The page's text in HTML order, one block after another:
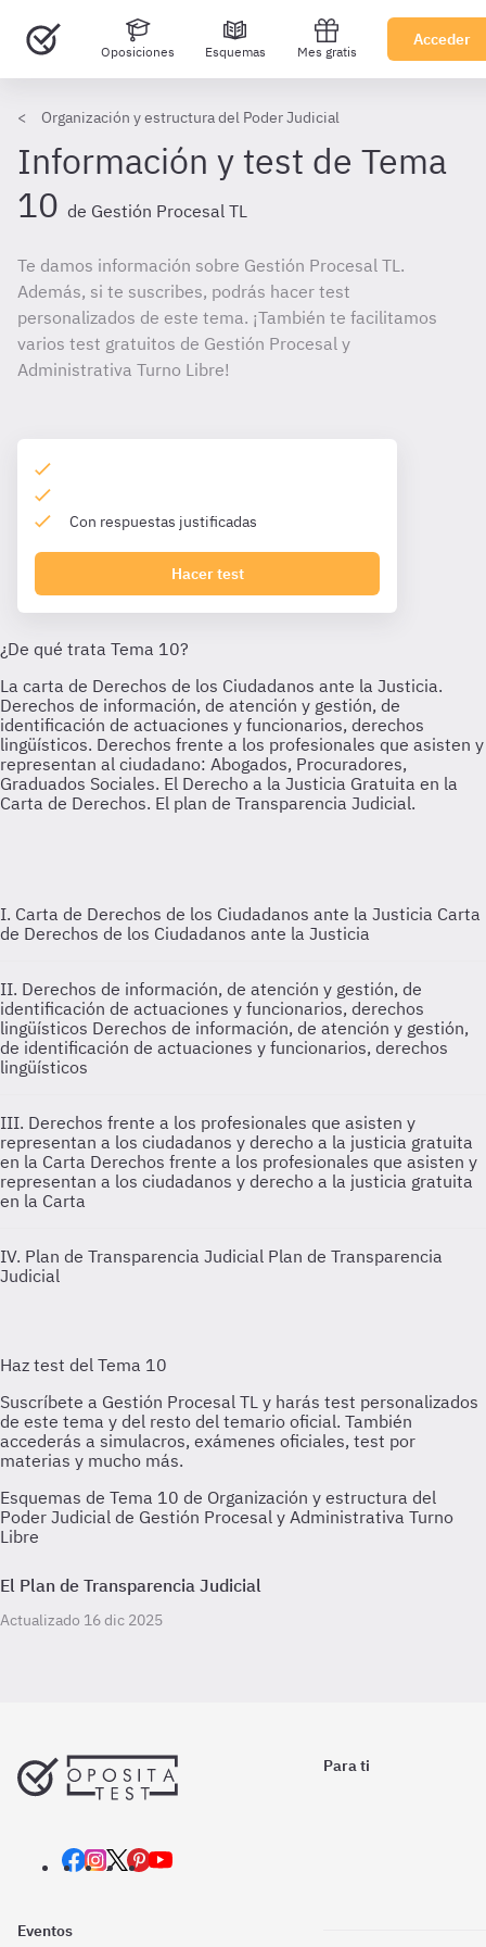
Oposiciones Esquemas Mes gratis
Acceder
Organización y estructura del Poder Judicial
Información y test de Tema
10 de Gestión Procesal TL
Te damos información sobre Gestión Procesal TL.
Además, si te suscribes, podrás hacer test
personalizados de este tema. ¡También te facilitamos
varios test gratuitos de Gestión Procesal y
Administrativa Turno Libre!
Con respuestas justificadas
Hacer test
I. Carta de Derechos de los Ciudadanos ante la Justicia Carta
de Derechos de los Ciudadanos ante la Justicia
II. Derechos de información, de atención y gestión, de
identificación de actuaciones y funcionarios, derechos
lingüísticos Derechos de información, de atención y gestión,
de identificación de actuaciones y funcionarios, derechos
lingüísticos
III. Derechos frente a los profesionales que asisten y
representan a los ciudadanos y derecho a la justicia gratuita
en la Carta Derechos frente a los profesionales que asisten y
representan a los ciudadanos y derecho a la justicia gratuita
en la Carta
IV. Plan de Transparencia Judicial Plan de Transparencia
Judicial
Esquemas de Tema 10 de Organización y estructura del
Poder Judicial de Gestión Procesal y Administrativa Turno
Libre
El Plan de Transparencia Judicial
Actualizado 16 dic 2025
Para ti
Eventos